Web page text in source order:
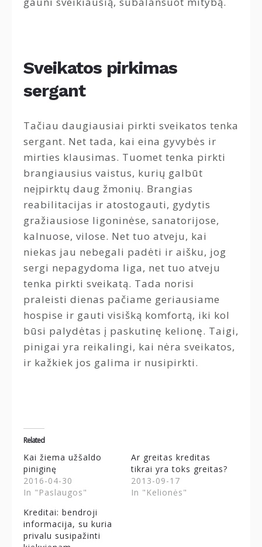
Sveikatos pirkimas
sergant
Tačiau daugiausiai pirkti sveikatos tenka
sergant. Net tada, kai eina gyvybės ir
mirties klausimas. Tuomet tenka pirkti
brangiausius vaistus, kurių galbūt
neįpirktų daug žmonių. Brangias
reabilitacijas ir atostogauti, gydytis
gražiausiose ligoninėse, sanatorijose,
kalnuose, vilose. Net tuo atveju, kai
niekas jau nebegali padėti ir aišku, jog
sergi nepagydoma liga, net tuo atveju
tenka pirkti sveikatą. Tada norisi
praleisti dienas pačiame geriausiame
hospise ir gauti visišką komfortą, iki kol
būsi palydėtas į paskutinę kelionę. Taigi,
pinigai yra reikalingi, kai nėra sveikatos,
ir kažkiek jos galima ir nusipirkti.
Related
Kai žiema užšaldo
piniginę
2016-04-30
In "Paslaugos"
Ar greitas kreditas
tikrai yra toks greitas?
2013-09-17
In "Kelionės"
Kreditai: bendroji
informacija, su kuria
privalu susipažinti